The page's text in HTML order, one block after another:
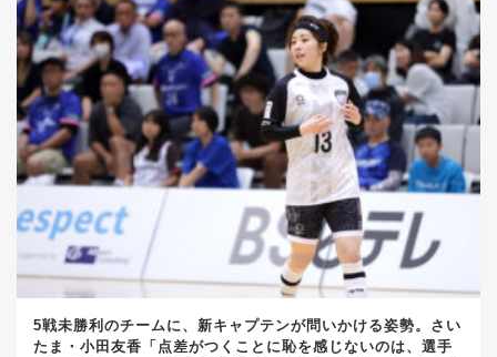
5戦未勝利のチームに、新キャプテンが問いかける姿勢。さい
たま・小田友香「点差がつくことに恥を感じないのは、選手